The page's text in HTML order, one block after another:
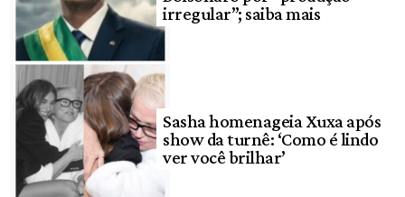
irregular”; saiba mais
Sasha homenageia Xuxa após
show da turnê: ‘Como é lindo
ver você brilhar’